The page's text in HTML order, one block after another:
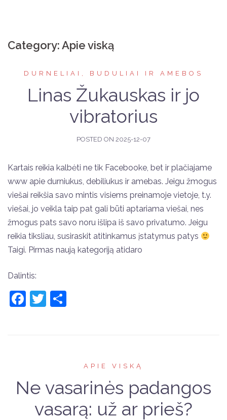
Category:Apie viską
DURNELIAI, BUDULIAI IR AMEBOS
Linas Žukauskas ir jo
vibratorius
POSTED ON 2025-12-07
Kartais reikia kalbėti ne tik Facebooke, bet ir plačiajame
www apie durniukus, debiliukus ir amebas. Jeigu žmogus
viešai reikšia savo mintis visiems preinamoje vietoje, t.y.
viešai, jo veikla taip pat gali būti aptariama viešai, nes
žmogus pats savo noru išlipa iš savo privatumo. Jeigu
reikia tiksliau, susiraskit atitinkamus įstatymus patys
Taigi. Pirmas naują kategoriją atidaro
Dalintis:
Facebook
Twitter
APIE VISKĄ
Ne vasarinės padangos
vasarą: už ar prieš?